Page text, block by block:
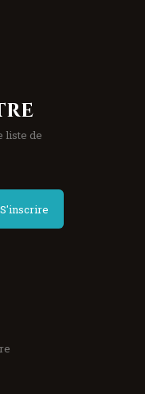
liste de
S'inscrire